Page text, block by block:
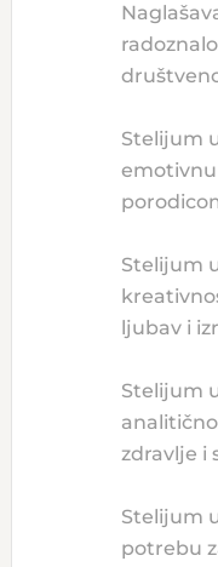
Stelijum
emotivnu
Stelijum
ljubav i
Stelijum
zdravlje i
Stelijum
potrebu